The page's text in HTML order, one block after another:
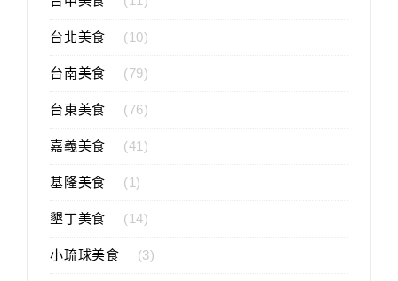
台北美食 (10)
台南美食 (79)
台東美食 (76)
嘉義美食 (41)
基隆美食 (1)
墾丁美食 (14)
小琉球美食 (3)